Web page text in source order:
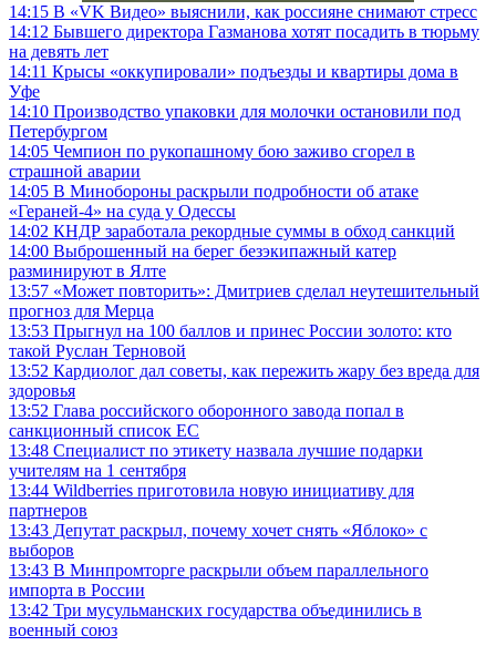
14:15 В «VK Видео» выяснили, как россияне снимают стресс
14:12 Бывшего директора Газманова хотят посадить в тюрьму
на девять лет
14:11 Крысы «оккупировали» подъезды и квартиры дома в
Уфе
14:10 Производство упаковки для молочки остановили под
Петербургом
14:05 Чемпион по рукопашному бою заживо сгорел в
страшной аварии
14:05 В Минобороны раскрыли подробности об атаке
«Гераней-4» на суда у Одессы
14:02 КНДР заработала рекордные суммы в обход санкций
14:00 Выброшенный на берег безэкипажный катер
разминируют в Ялте
13:57 «Может повторить»: Дмитриев сделал неутешительный
прогноз для Мерца
13:53 Прыгнул на 100 баллов и принес России золото: кто
такой Руслан Терновой
13:52 Кардиолог дал советы, как пережить жару без вреда для
здоровья
13:52 Глава российского оборонного завода попал в
санкционный список ЕС
13:48 Специалист по этикету назвала лучшие подарки
учителям на 1 сентября
13:44 Wildberries приготовила новую инициативу для
партнеров
13:43 Депутат раскрыл, почему хочет снять «Яблоко» с
выборов
13:43 В Минпромторге раскрыли объем параллельного
импорта в России
13:42 Три мусульманских государства объединились в
военный союз